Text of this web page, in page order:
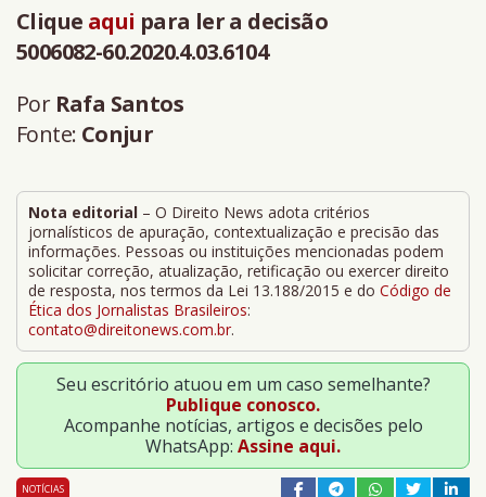
Clique aqui para ler a decisão
5006082-60.2020.4.03.6104
Por Rafa Santos
Fonte: Conjur
Nota editorial – O Direito News adota critérios
jornalísticos de apuração, contextualização e precisão das
informações. Pessoas ou instituições mencionadas podem
solicitar correção, atualização, retificação ou exercer direito
de resposta, nos termos da Lei 13.188/2015 e do Código de
Ética dos Jornalistas Brasileiros:
contato@direitonews.com.br.
Seu escritório atuou em um caso semelhante?
Publique conosco.
Acompanhe notícias, artigos e decisões pelo
WhatsApp: Assine aqui.
NOTÍCIAS